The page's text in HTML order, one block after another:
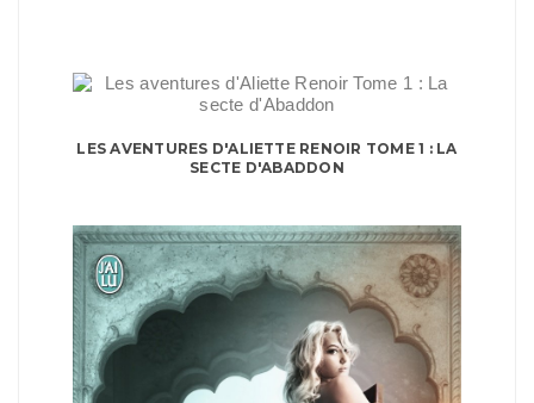
LES AVENTURES D'ALIETTE RENOIR TOME 1 : LA
SECTE D'ABADDON